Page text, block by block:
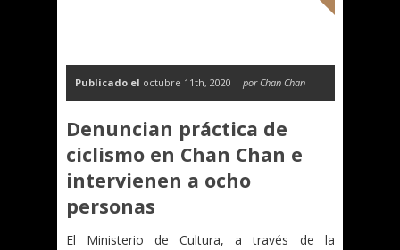
Publicado el octubre 11th, 2020 | por Chan Chan
Denuncian práctica de
ciclismo en Chan Chan e
intervienen a ocho
personas
El Ministerio de Cultura, a través de la